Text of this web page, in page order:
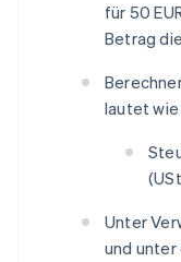
für 50
Betrag
lautet
Unter
und unter